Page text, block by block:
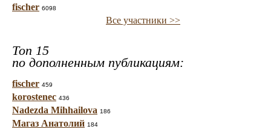
fischer 6098
Все участники >>
Топ 15
по дополненным публикациям:
fischer 459
korostenec 436
Nadezda Mihhailova 186
Магаз Анатолий 184